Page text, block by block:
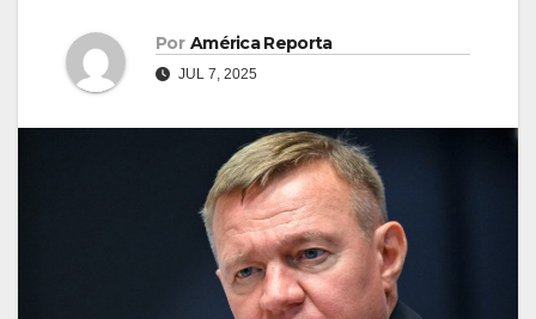
Por América Reporta
JUL 7, 2025